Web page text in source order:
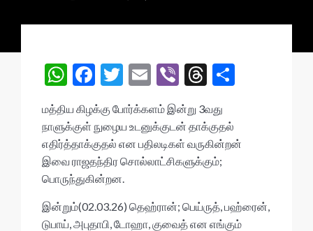
W
at
s
A
p
p
F
ac
e
b
o
o
k
T
w
itt
er
E
m
ai
l
Vi
b
er
T
ea
ds e
மத்திய கிழக்கு போர்க்களம் இன்று 3வது
நாளுக்குள் நுழைய உடனுக்குடன் தாக்குதல்
எதிர்த்தாக்குதல் என பதிலடிகள் வருகின்றன்
இவை ராஜதந்திர சொல்லாட்சிகளுக்கும்;
பொருந்துகின்றன.
இன்றும்(02.03.26) தெஹ்ரான்; பெய்ருத், பஹ்ரைன்,
டுபாய், அபுதாபி, டோஹா, குவைத் என எங்கும்